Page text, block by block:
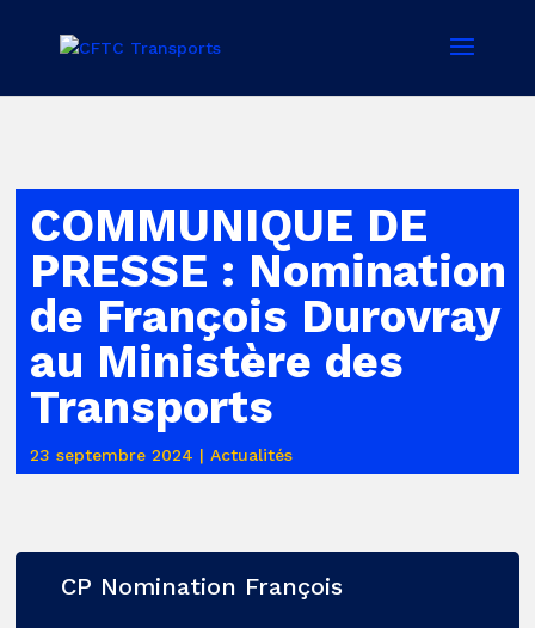
COMMUNIQUE DE
PRESSE : Nomination
de François Durovray
au Ministère des
Transports
23 septembre 2024 |Actualités
CP Nomination François